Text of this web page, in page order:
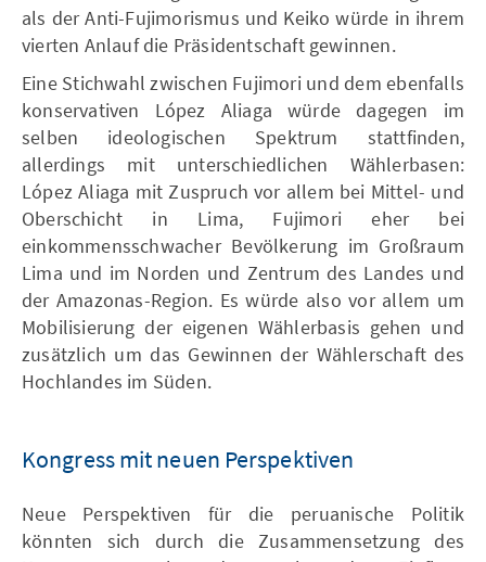
als der Anti-Fujimorismus und Keiko würde in ihrem
vierten Anlauf die Präsidentschaft gewinnen.
Eine Stichwahl zwischen Fujimori und dem ebenfalls
konservativen López Aliaga würde dagegen im
selben ideologischen Spektrum stattfinden,
allerdings mit unterschiedlichen Wählerbasen:
López Aliaga mit Zuspruch vor allem bei Mittel- und
Oberschicht in Lima, Fujimori eher bei
einkommensschwacher Bevölkerung im Großraum
Lima und im Norden und Zentrum des Landes und
der Amazonas-Region. Es würde also vor allem um
Mobilisierung der eigenen Wählerbasis gehen und
zusätzlich um das Gewinnen der Wählerschaft des
Hochlandes im Süden.
Kongress mit neuen Perspektiven
Neue Perspektiven für die peruanische Politik
könnten sich durch die Zusammensetzung des